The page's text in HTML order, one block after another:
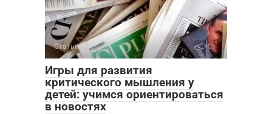
Статьи 0
Игры для развития
критического мышления у
детей: учимся ориентироваться
в новостях